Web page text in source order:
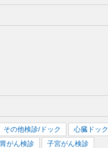
その他検診/ドック
心臓ドック
胃がん検診
子宮がん検診